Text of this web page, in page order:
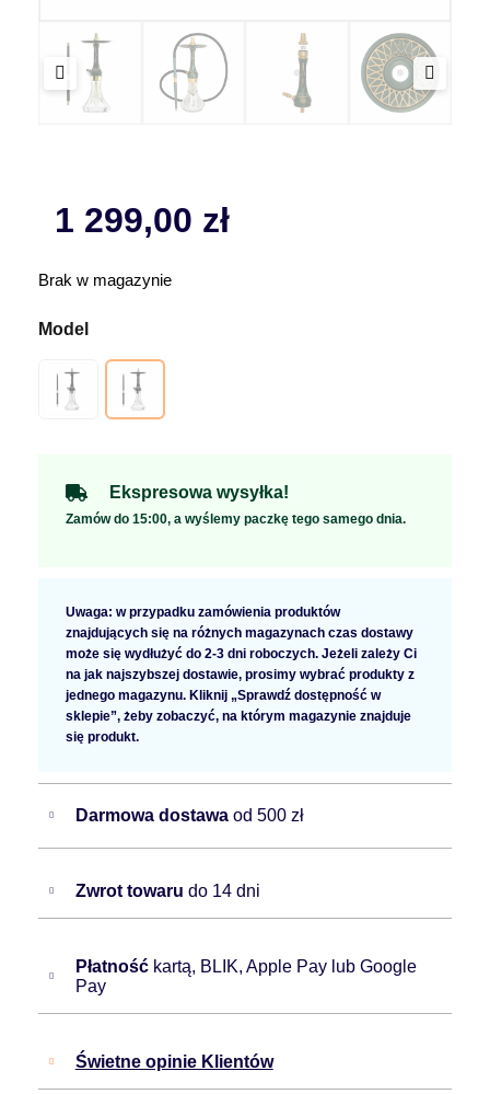
1 299,00 zł
Brak w magazynie
Ekspresowa wysyłka!
Zamów do 15:00, a wyślemy paczkę tego samego dnia.
Uwaga: w przypadku zamówienia produktów
znajdujących się na różnych magazynach czas dostawy
może się wydłużyć do 2-3 dni roboczych. Jeżeli zależy Ci
na jak najszybszej dostawie, prosimy wybrać produkty z
jednego magazynu. Kliknij „Sprawdź dostępność w
sklepie”, żeby zobaczyć, na którym magazynie znajduje
się produkt.
Darmowa dostawa od 500 zł
Zwrot towaru do 14 dni
Płatność kartą, BLIK, Apple Pay lub Google
Pay
Świetne opinie Klientów